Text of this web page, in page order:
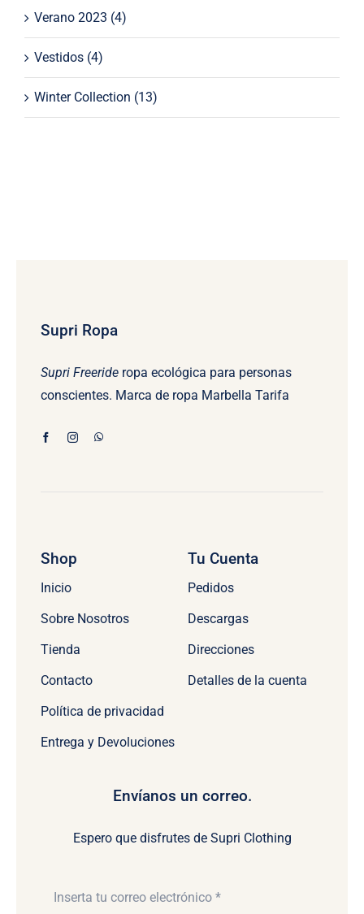
Verano 2023 (4)
Vestidos (4)
Winter Collection (13)
Supri Ropa
Supri Freerideropa ecológica para personas
conscientes. Marca de ropa Marbella Tarifa
Shop
Inicio
Sobre Nosotros
Tienda
Contacto
Política de privacidad
Entrega y Devoluciones
Tu Cuenta
Pedidos
Descargas
Direcciones
Detalles de la cuenta
Envíanos un correo.
Espero que disfrutes de Supri Clothing